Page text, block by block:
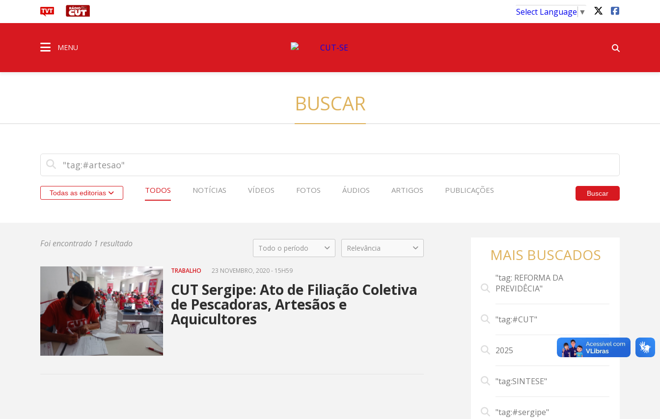
Select Language ▼
MENU
BUSCAR
Todas as editorias TODOS NOTÍCIAS VÍDEOS FOTOS ÁUDIOS ARTIGOS PUBLICAÇÕES Buscar
Foi encontrado 1 resultado Todo o período Relevância
TRABALHO 23 NOVEMBRO, 2020 - 15H59
CUT Sergipe: Ato de Filiação Coletiva
de Pescadoras, Artesãos e
Aquicultores
MAIS BUSCADOS
"tag: REFORMA DA
PREVIDÊCIA"
"tag:#CUT"
2025
"tag:SINTESE"
"tag:#sergipe"